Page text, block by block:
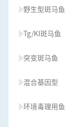
野生型斑马鱼
Tg/KI斑马鱼
突变斑马鱼
混合基因型
环境毒理用鱼